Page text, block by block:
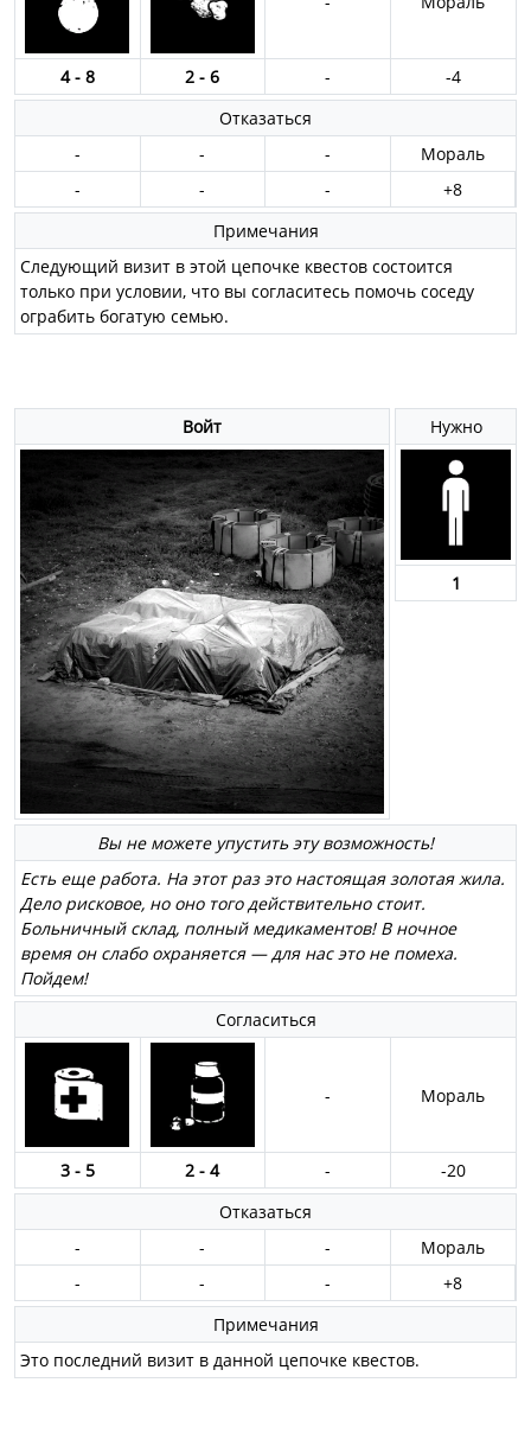
4 - 8 2 - 6 -
-4
Отказаться
-
- -
Мораль
-
- -
+8
Примечания
Следующий визит в этой цепочке квестов состоится
только при условии, что вы согласитесь помочь соседу
ограбить богатую семью.
Войт
Вы не можете упустить эту возможность!
Есть еще работа. На этот раз это настоящая золотая жила.
Дело рисковое, но оно того действительно стоит.
Больничный склад, полный медикаментов! В ночное
время он слабо охраняется — для нас это не помеха.
Пойдем!
Нужно
1
Согласиться
- Мораль
3 - 5 2 - 4 -
-20
Отказаться
-
- -
Мораль
-
- -
+8
Примечания
Это последний визит в данной цепочке квестов.